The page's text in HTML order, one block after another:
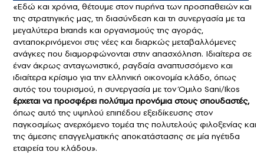
«Εδώ και χρόνια, θέτουμε στον πυρήνα των προσπαθειών και
της στρατηγικής μας, τη διασύνδεση και τη συνεργασία με τα
μεγαλύτερα brands και οργανισμούς της αγοράς,
ανταποκρινόμενοι στις νέες και διαρκώς μεταβαλλόμενες
ανάγκες που διαμορφώνονται στην απασχόληση. Ιδιαίτερα σε
έναν άκρως ανταγωνιστικό, ραγδαία αναπτυσσόμενο και
ιδιαίτερα κρίσιμο για την ελληνική οικονομία κλάδο, όπως
αυτός του τουρισμού, η συνεργασία με τον Όμιλο Sani/Ikos
έρχεται να προσφέρει πολύτιμα προνόμια στους σπουδαστές,
όπως αυτό της υψηλού επιπέδου εξειδίκευσης στον
παγκοσμίως ανερχόμενο τομέα της πολυτελούς φιλοξενίας και
της άμεσης επαγγελματικής αποκατάστασης σε μία ηγέτιδα
εταιρεία του κλάδου».